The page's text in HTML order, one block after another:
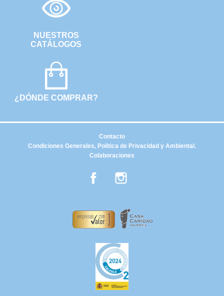
NUESTROS
CATÁLOGOS
¿DÓNDE COMPRAR?
Condiciones Generales, Politica de Privacidad y Ambiental.
Colaboraciones
Contacto
Facebook